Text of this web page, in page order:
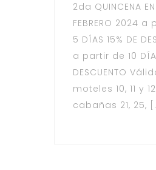
2da QUINCENA
FEBRERO 2024
5 DÍAS 15% DE
a partir de 10
DESCUENTO
moteles 10, 11 y
cabañas 21, 25,